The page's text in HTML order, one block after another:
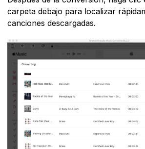
carpeta debajo para localizar
canciones descargadas.